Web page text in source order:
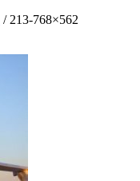
/ 213-768×562